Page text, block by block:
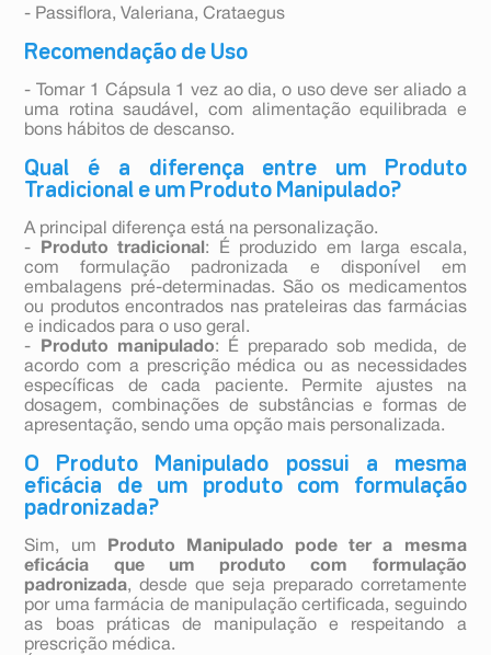
- Passiflora, Valeriana, Crataegus
Recomendação de Uso
- Tomar 1 Cápsula 1 vez ao dia, o uso deve ser aliado a
uma rotina saudável, com alimentação equilibrada e
bons hábitos de descanso.
Qual é a diferença entre um Produto
Tradicional e um Produto Manipulado?
A principal diferença está na personalização.
-
Produto tradicional : É produzido em larga escala,
com formulação padronizada e disponível em
embalagens pré-determinadas. São os medicamentos
ou produtos encontrados nas prateleiras das farmácias
e indicados para o uso geral.
-
Produto manipulado: É preparado sob medida, de
acordo com a prescrição médica ou as necessidades
específicas de cada paciente. Permite ajustes na
dosagem, combinações de substâncias e formas de
apresentação, sendo uma opção mais personalizada.
O Produto Manipulado possui a mesma
eficácia de um produto com formulação
padronizada?
Sim, um
Produto Manipulado pode ter a mesma
eficácia que um produto com formulação
padronizada, desde que seja preparado corretamente
por uma farmácia de manipulação certificada, seguindo
as boas práticas de manipulação e respeitando a
prescrição médica.